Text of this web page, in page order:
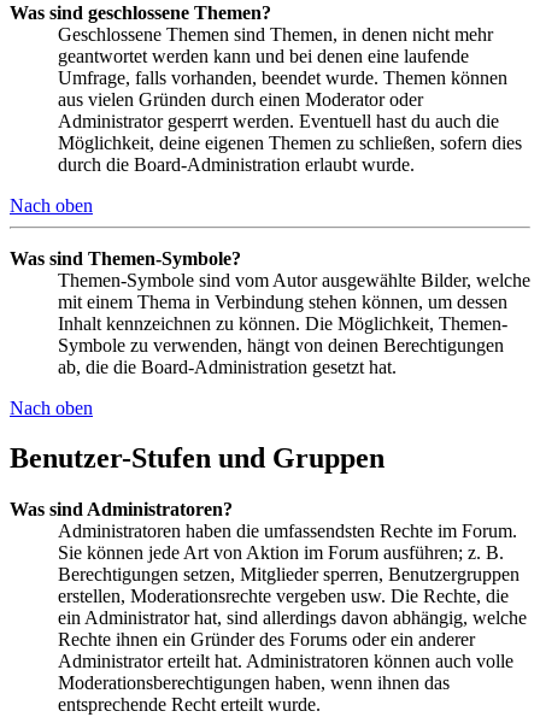
Was sind geschlossene Themen?
Geschlossene Themen sind Themen, in denen nicht mehr
geantwortet werden kann und bei denen eine laufende
Umfrage, falls vorhanden, beendet wurde. Themen können
aus vielen Gründen durch einen Moderator oder
Administrator gesperrt werden. Eventuell hast du auch die
Möglichkeit, deine eigenen Themen zu schließen, sofern dies
durch die Board-Administration erlaubt wurde.
Nach oben
Was sind Themen-Symbole?
Themen-Symbole sind vom Autor ausgewählte Bilder, welche
mit einem Thema in Verbindung stehen können, um dessen
Inhalt kennzeichnen zu können. Die Möglichkeit, Themen-
Symbole zu verwenden, hängt von deinen Berechtigungen
ab, die die Board-Administration gesetzt hat.
Nach oben
Benutzer-Stufen und Gruppen
Was sind Administratoren?
Administratoren haben die umfassendsten Rechte im Forum.
Sie können jede Art von Aktion im Forum ausführen; z. B.
Berechtigungen setzen, Mitglieder sperren, Benutzergruppen
erstellen, Moderationsrechte vergeben usw. Die Rechte, die
ein Administrator hat, sind allerdings davon abhängig, welche
Rechte ihnen ein Gründer des Forums oder ein anderer
Administrator erteilt hat. Administratoren können auch volle
Moderationsberechtigungen haben, wenn ihnen das
entsprechende Recht erteilt wurde.